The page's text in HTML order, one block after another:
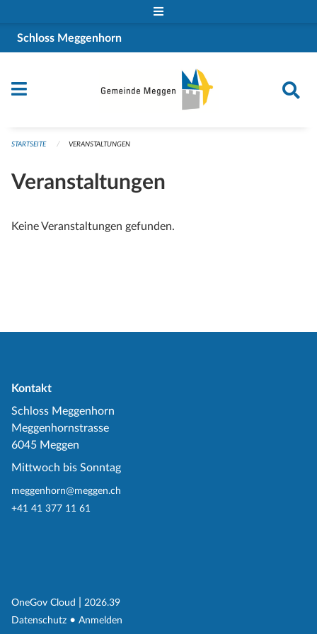
Schloss Meggenhorn
STARTSEITE VERANSTALTUNGEN
Veranstaltungen
Keine Veranstaltungen gefunden.
Kontakt
Schloss Meggenhorn
Meggenhornstrasse
6045 Meggen
Mittwoch bis Sonntag
meggenhorn@meggen.ch
+41 41 377 11 61
OneGov Cloud (External Link)
2026.39
Datenschutz (External Link)
Anmelden